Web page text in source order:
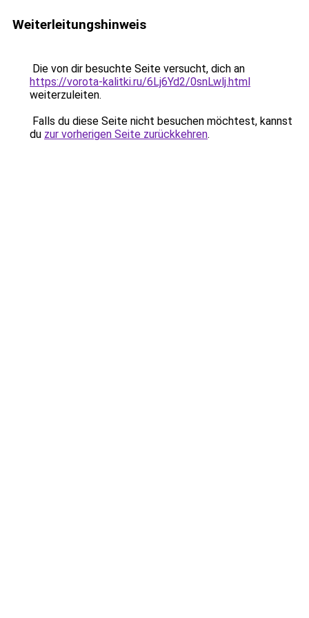
Weiterleitungshinweis
Die von dir besuchte Seite versucht, dich an
https://vorota-kalitki.ru/6Lj6Yd2/0snLwlj.html
weiterzuleiten.
Falls du diese Seite nicht besuchen möchtest, kannst
du zur vorherigen Seite zurückkehren.